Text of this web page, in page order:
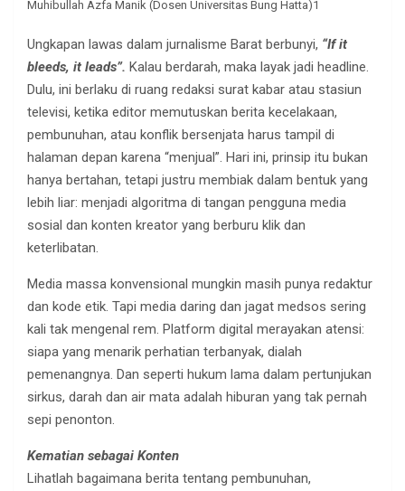
Muhibullah Azfa Manik (Dosen Universitas Bung Hatta)1
Ungkapan lawas dalam jurnalisme Barat berbunyi, “If it
bleeds, it leads”. Kalau berdarah, maka layak jadi headline.
Dulu, ini berlaku di ruang redaksi surat kabar atau stasiun
televisi, ketika editor memutuskan berita kecelakaan,
pembunuhan, atau konflik bersenjata harus tampil di
halaman depan karena “menjual”. Hari ini, prinsip itu bukan
hanya bertahan, tetapi justru membiak dalam bentuk yang
lebih liar: menjadi algoritma di tangan pengguna media
sosial dan konten kreator yang berburu klik dan
keterlibatan.
Media massa konvensional mungkin masih punya redaktur
dan kode etik. Tapi media daring dan jagat medsos sering
kali tak mengenal rem. Platform digital merayakan atensi:
siapa yang menarik perhatian terbanyak, dialah
pemenangnya. Dan seperti hukum lama dalam pertunjukan
sirkus, darah dan air mata adalah hiburan yang tak pernah
sepi penonton.
Kematian sebagai Konten
Lihatlah bagaimana berita tentang pembunuhan,